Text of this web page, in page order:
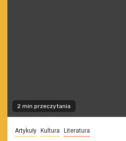
2 min przeczytania
Artykuły Kultura Literatura